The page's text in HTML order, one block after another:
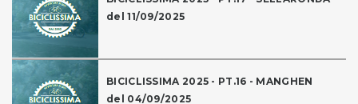
del 11/09/2025
BICICLISSIMA 2025 - PT.16 - MANGHEN
del 04/09/2025